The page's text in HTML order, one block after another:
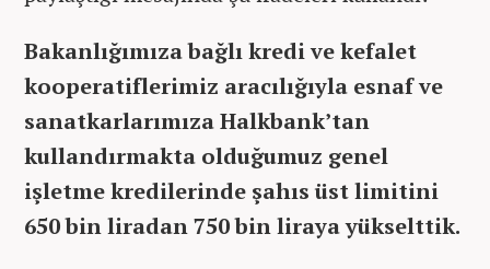
Bakanlığımıza bağlı kredi ve kefalet
kooperatiflerimiz aracılığıyla esnaf ve
sanatkarlarımıza Halkbank’tan
kullandırmakta olduğumuz genel
işletme kredilerinde şahıs üst limitini
650 bin liradan 750 bin liraya yükselttik.